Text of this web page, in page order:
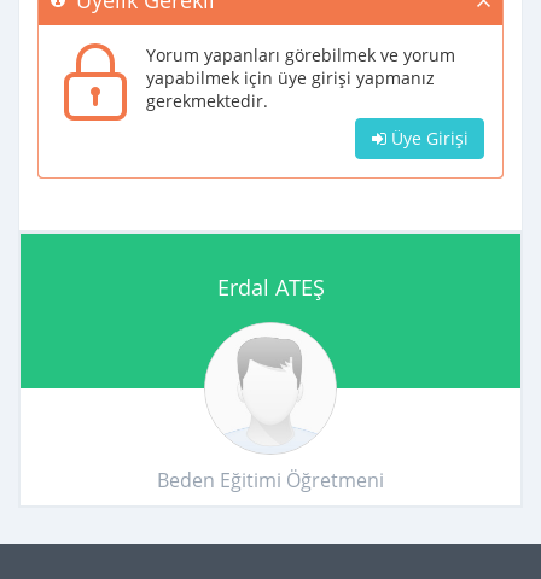
Yorum yapanları görebilmek ve yorum
yapabilmek için üye girişi yapmanız
gerekmektedir.
Üye Girişi
Erdal ATEŞ
Beden Eğitimi Öğretmeni